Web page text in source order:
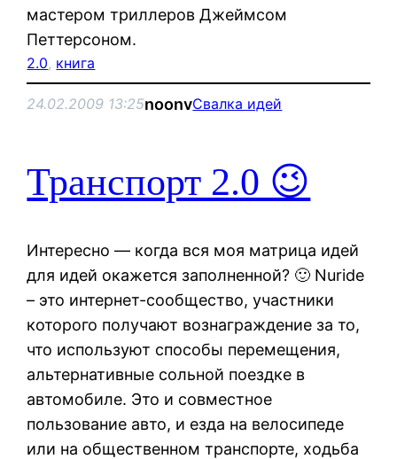
мастером триллеров Джеймсом
Петтерсоном.
2.0, книга
24.02.2009 13:25noonvСвалка идей
Транспорт 2.0 😉
Интересно — когда вся моя матрица идей
для идей окажется заполненной? 🙂 Nuride
– это интернет-сообщество, участники
которого получают вознаграждение за то,
что используют способы перемещения,
альтернативные сольной поездке в
автомобиле. Это и совместное
пользование авто, и езда на велосипеде
или на общественном транспорте, ходьба